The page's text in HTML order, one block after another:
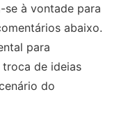
se à vontade para
abaixo.
para
de ideias
do